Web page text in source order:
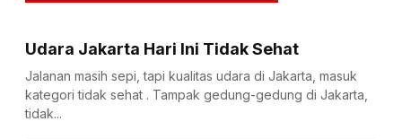
Udara Jakarta Hari Ini Tidak Sehat
Jalanan masih sepi, tapi kualitas udara di Jakarta, masuk
kategori tidak sehat . Tampak gedung-gedung di Jakarta,
tidak...